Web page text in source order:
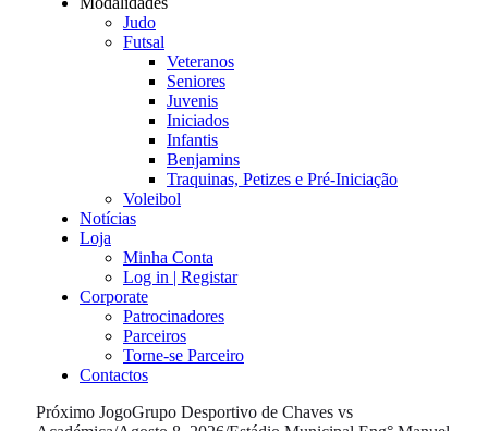
Judo
Futsal
Veteranos
Seniores
Juvenis
Iniciados
Infantis
Benjamins
Traquinas, Petizes e Pré-Iniciação
Voleibol
Notícias
Loja
Minha Conta
Log in | Registar
Corporate
Patrocinadores
Parceiros
Torne-se Parceiro
Contactos
Próximo JogoGrupo Desportivo de Chaves vs